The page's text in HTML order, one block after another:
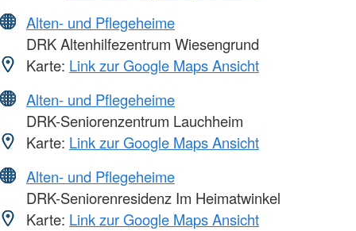
Alten- und Pflegeheime
DRK Altenhilfezentrum Wiesengrund
Karte: Link zur Google Maps Ansicht
Alten- und Pflegeheime
DRK-Seniorenzentrum Lauchheim
Karte: Link zur Google Maps Ansicht
Alten- und Pflegeheime
DRK-Seniorenresidenz Im Heimatwinkel
Karte: Link zur Google Maps Ansicht